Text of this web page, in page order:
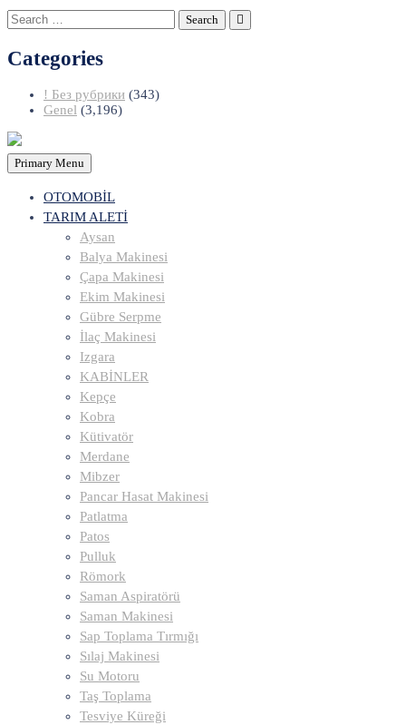
Search
for:
Categories
! Без рубрики (343)
Genel (3,196)
Primary Menu
OTOMOBİL
TARIM ALETİ
Aysan
Balya Makinesi
Çapa Makinesi
Ekim Makinesi
Gübre Serpme
İlaç Makinesi
Izgara
KABİNLER
Kepçe
Kobra
Kütivatör
Merdane
Mibzer
Pancar Hasat Makinesi
Patlatma
Patos
Pulluk
Römork
Saman Aspiratörü
Saman Makinesi
Sap Toplama Tırmığı
Sılaj Makinesi
Su Motoru
Taş Toplama
Tesviye Küreği